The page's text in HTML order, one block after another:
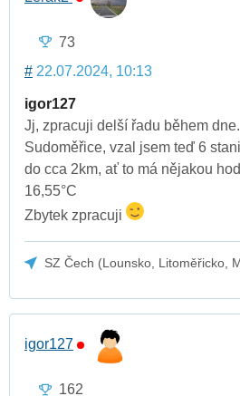
73
# 22.07.2024, 10:13
igor127
Jj, zpracuji delší řadu během dne.
Sudoměřice, vzal jsem teď 6
do cca 2km, ať to má nějakou
16,55°C
Zbytek zpracuji
SZ Čech (Lounsko, Litoměřicko,
igor127
162